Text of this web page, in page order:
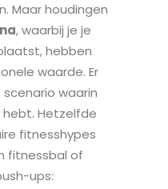
Maar houdingen
, waarbij je je
hebben
waarde. Er
waarin
Hetzelfde
fitnesshypes
fitnessbal of
ups: